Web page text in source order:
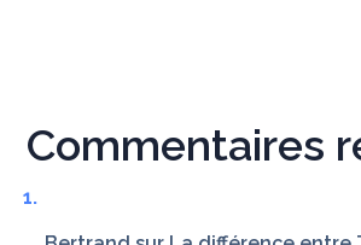
Commentaires